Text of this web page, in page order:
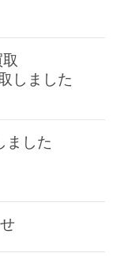
しました
ました